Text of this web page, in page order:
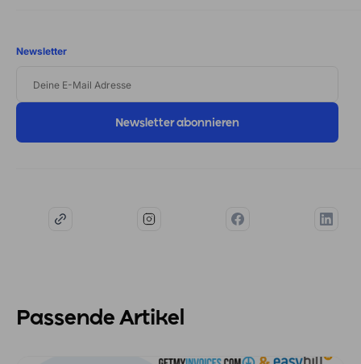
Newsletter
ADRESSE
Passende Artikel